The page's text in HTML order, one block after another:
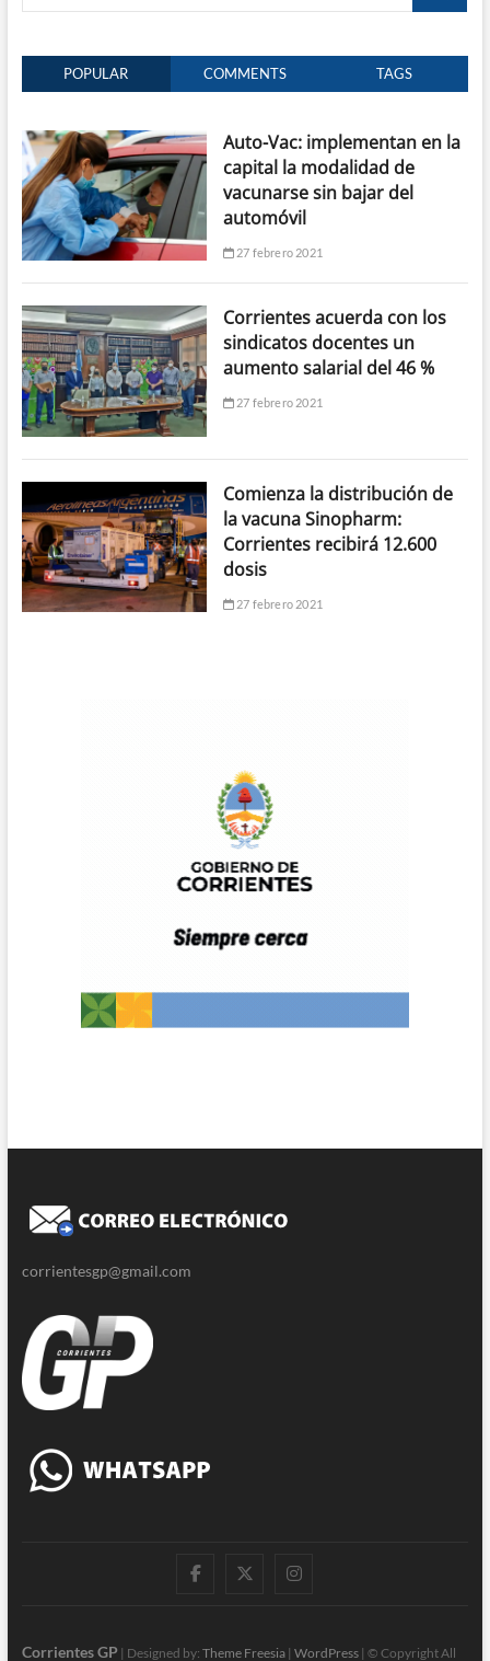
POPULAR COMMENTS TAGS
Auto-Vac: implementan en la
capital la modalidad de
vacunarse sin bajar del
automóvil
27 febrero 2021
Corrientes acuerda con los
sindicatos docentes un
aumento salarial del 46 %
27 febrero 2021
Comienza la distribución de
la vacuna Sinopharm:
Corrientes recibirá 12.600
dosis
27 febrero 2021
corrientesgp@gmail.com
| TwitterInstagram
Corrientes GP | Designed by: Theme Freesia| WordPress| © Copyright All